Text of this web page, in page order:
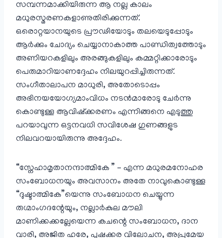
സമ്പന്നമാക്കിയിരുന്ന ആ നല്ല കാലം
മധുരസ്മരണകളാണുതിരിക്കുന്നത്.
ഒരൊറ്റയാനയുടെ പ്രൗഢിയോടും തലയെടുപ്പോടും
ആർക്കും ചോദ്യം ചെയ്യാനാകാത്ത പാണ്ഡിത്വത്തോടും
അണിയറകളിലും അരങ്ങുകളിലും കമ്മറ്റിക്കാരോടും
പെരുമാറിയാണദ്ദേഹം നിലയുറപ്പിച്ചിരുന്നത്.
സംഗീതാലാപന മാധുരി, അതോടൊപ്പം
അഭിനയയോഗ്യമാംവിധം നടൻമാരോടു ചേർന്നു
കൊണ്ടുള്ള ആവിഷ്ക്കരണം എന്നിങ്ങനെ എടുത്തു
പറയാവുന്ന ഒട്ടനവധി സവിശേഷ ഗുണങ്ങളുട
നിലവറയായിരുന്നു അദ്ദേഹം.
“സ്നേഹാമൃതാനന്ദാത്മികേ ” – എന്ന മധുരമനോഹര
സംബോധനയും അവസാനം അതേ നാവുകൊണ്ടുള്ള
“ദുഷ്ടാത്മികേ”യെന്നു സംബോധന ചെയ്യുന്ന
രുഗ്മാംഗദന്റേയും, നല്ലാർകുല മൗലി
മാണിക്കക്കല്ലേയെന്ന കചന്റെ സംബോധന, ദാന
വാരി, അജിത ഹരേ, പുഷക്കര വിലോചന, അപ്രമേയ